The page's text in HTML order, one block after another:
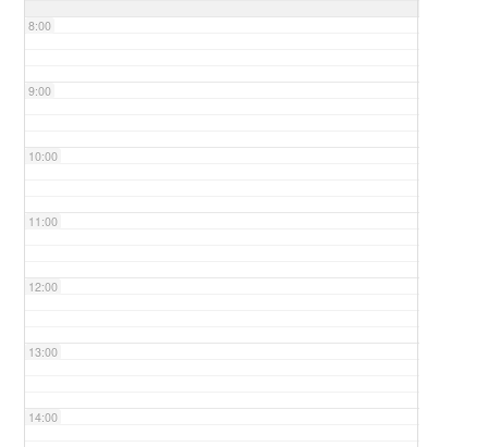
8:00
9:00
10:00
11:00
12:00
13:00
14:00